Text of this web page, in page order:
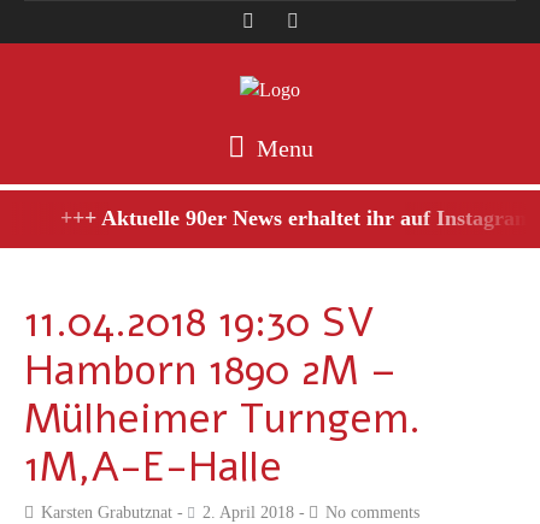
Menu
+++ Aktuelle 90er News erhaltet ihr auf
11.04.2018 19:30 SV
Hamborn 1890 2M –
Mülheimer Turngem.
1M,A-E-Halle
Karsten Grabutznat 2. April 2018 No comments